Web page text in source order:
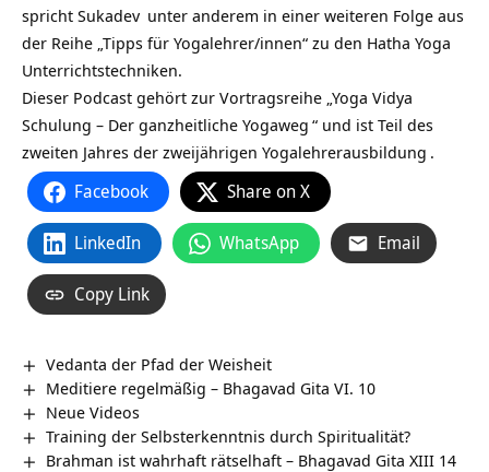
spricht Sukadev unter anderem in einer weiteren Folge aus
der Reihe „Tipps für Yogalehrer/innen“ zu den Hatha Yoga
Unterrichtstechniken.
Dieser Podcast gehört zur Vortragsreihe „Yoga Vidya
Schulung – Der ganzheitliche Yogaweg “ und ist Teil des
zweiten Jahres der zweijährigen Yogalehrerausbildung .
Facebook Share on X
LinkedIn WhatsApp Email
Copy Link
Vedanta der Pfad der Weisheit
Meditiere regelmäßig – Bhagavad Gita VI. 10
Neue Videos
Training der Selbsterkenntnis durch Spiritualität?
Brahman ist wahrhaft rätselhaft – Bhagavad Gita XIII 14